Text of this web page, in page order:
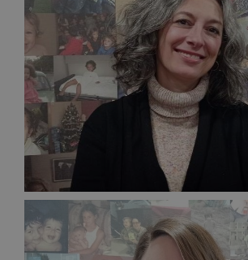
Responsable de Proyectos
ESTEFANÍA GONZÁLEZ